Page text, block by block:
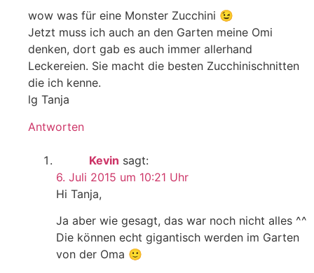
wow was für eine Monster Zucchini 😉
Jetzt muss ich auch an den Garten meine Omi
denken, dort gab es auch immer allerhand
Leckereien. Sie macht die besten Zucchinischnitten
die ich kenne.
lg Tanja
Antworten
Kevin sagt:
6. Juli 2015 um 10:21 Uhr
Hi Tanja,
Ja aber wie gesagt, das war noch nicht alles ^^
Die können echt gigantisch werden im Garten
von der Oma 🙂